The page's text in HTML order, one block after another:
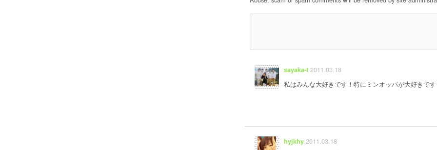
sayaka-t 2011.03.18
私はみんな大好きです！特にミンオッパが大好きで
hyjkhy 2011.03.18